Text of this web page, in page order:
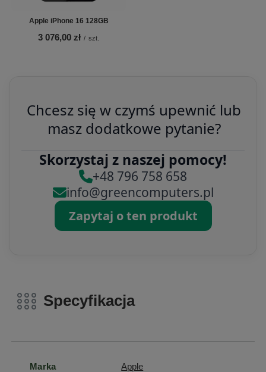
Apple iPhone 16 128GB
3 076,00 zł / szt.
Chcesz się w czymś upewnić lub
masz dodatkowe pytanie?
Skorzystaj z naszej pomocy!
+48 796 758 658
info@greencomputers.pl
Zapytaj o ten produkt
Specyfikacja
Marka Apple